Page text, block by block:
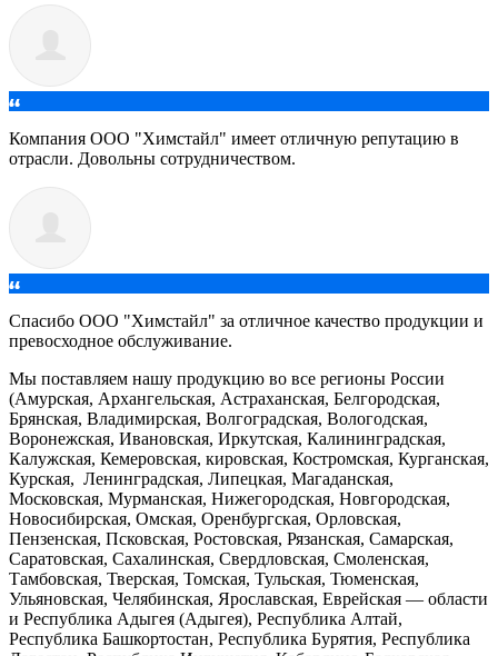
Компания ООО "Химстайл" имеет отличную репутацию в
отрасли. Довольны сотрудничеством.
Спасибо ООО "Химстайл" за отличное качество продукции и
превосходное обслуживание.
Мы поставляем нашу продукцию во все регионы России
(Амурская, Архангельская, Астраханская, Белгородская,
Брянская, Владимирская, Волгоградская, Вологодская,
Воронежская, Ивановская, Иркутская, Калининградская,
Калужская, Кемеровская, кировская, Костромская, Курганская,
Курская, Ленинградская, Липецкая, Магаданская,
Московская, Мурманская, Нижегородская, Новгородская,
Новосибирская, Омская, Оренбургская, Орловская,
Пензенская, Псковская, Ростовская, Рязанская, Самарская,
Саратовская, Сахалинская, Свердловская, Смоленская,
Тамбовская, Тверская, Томская, Тульская, Тюменская,
Ульяновская, Челябинская, Ярославская, Еврейская — области
и Республика Адыгея (Адыгея), Республика Алтай,
Республика Башкортостан, Республика Бурятия, Республика